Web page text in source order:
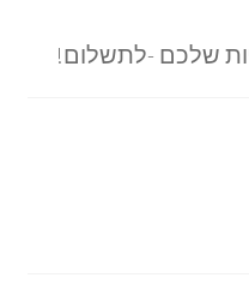
שלכם -לתשלום!